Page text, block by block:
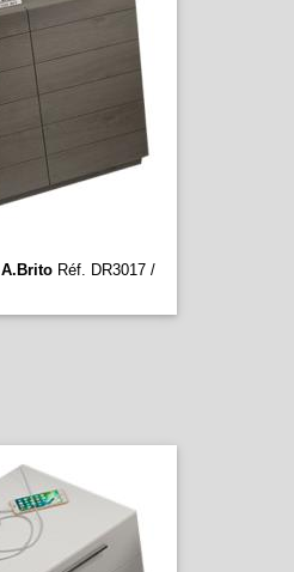
A.Brito Réf. DR3017 /